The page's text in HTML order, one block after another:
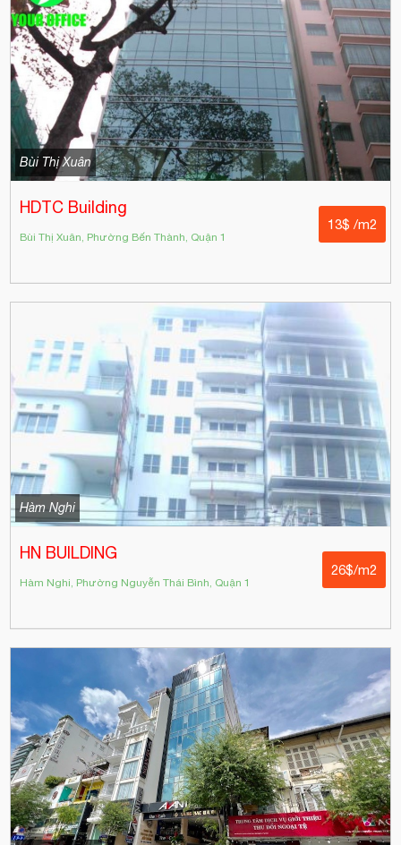
Bùi Thị Xuân
HDTC Building
Bùi Thị Xuân, Phường Bến Thành, Quận 1
13$ /m2
Hàm Nghi
HN BUILDING
Hàm Nghi, Phường Nguyễn Thái Bình, Quận 1
26$/m2